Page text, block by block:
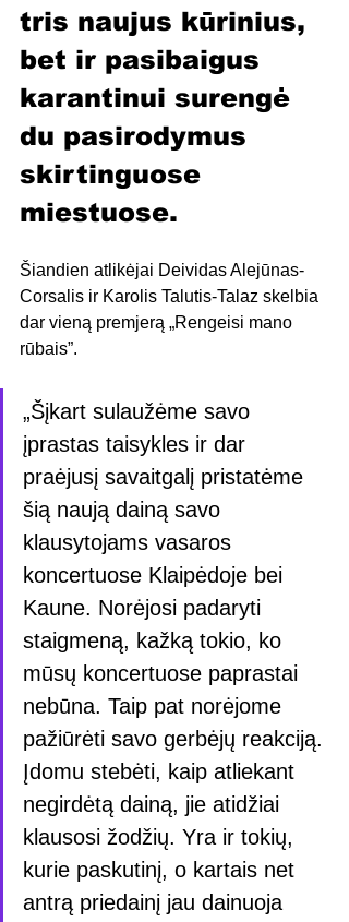
tris naujus kūrinius,
bet ir pasibaigus
karantinui surengė
du pasirodymus
skirtinguose
miestuose.
Šiandien atlikėjai Deividas Alejūnas-
Corsalis ir Karolis Talutis-Talaz skelbia
dar vieną premjerą „Rengeisi mano
rūbais”.
„Šįkart sulaužėme savo
įprastas taisykles ir dar
praėjusį savaitgalį pristatėme
šią naują dainą savo
klausytojams vasaros
koncertuose Klaipėdoje bei
Kaune. Norėjosi padaryti
staigmeną, kažką tokio, ko
mūsų koncertuose paprastai
nebūna. Taip pat norėjome
pažiūrėti savo gerbėjų reakciją.
Įdomu stebėti, kaip atliekant
negirdėtą dainą, jie atidžiai
klausosi žodžių. Yra ir tokių,
kurie paskutinį, o kartais net
antrą priedainį jau dainuoja